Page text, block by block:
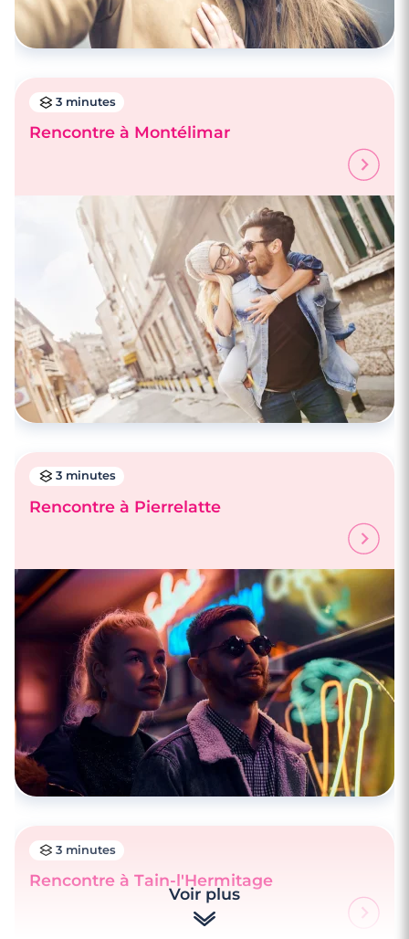
4 minutes
Rencontrez des célibataires à Strasbourg
4 minutes
Rencontrez des célibataires à Brest
3 minutes
Rencontre à Montélimar
3 minutes
Rencontre à Pierrelatte
3 minutes
Rencontre à Tain-l'Hermitage
Voir plus